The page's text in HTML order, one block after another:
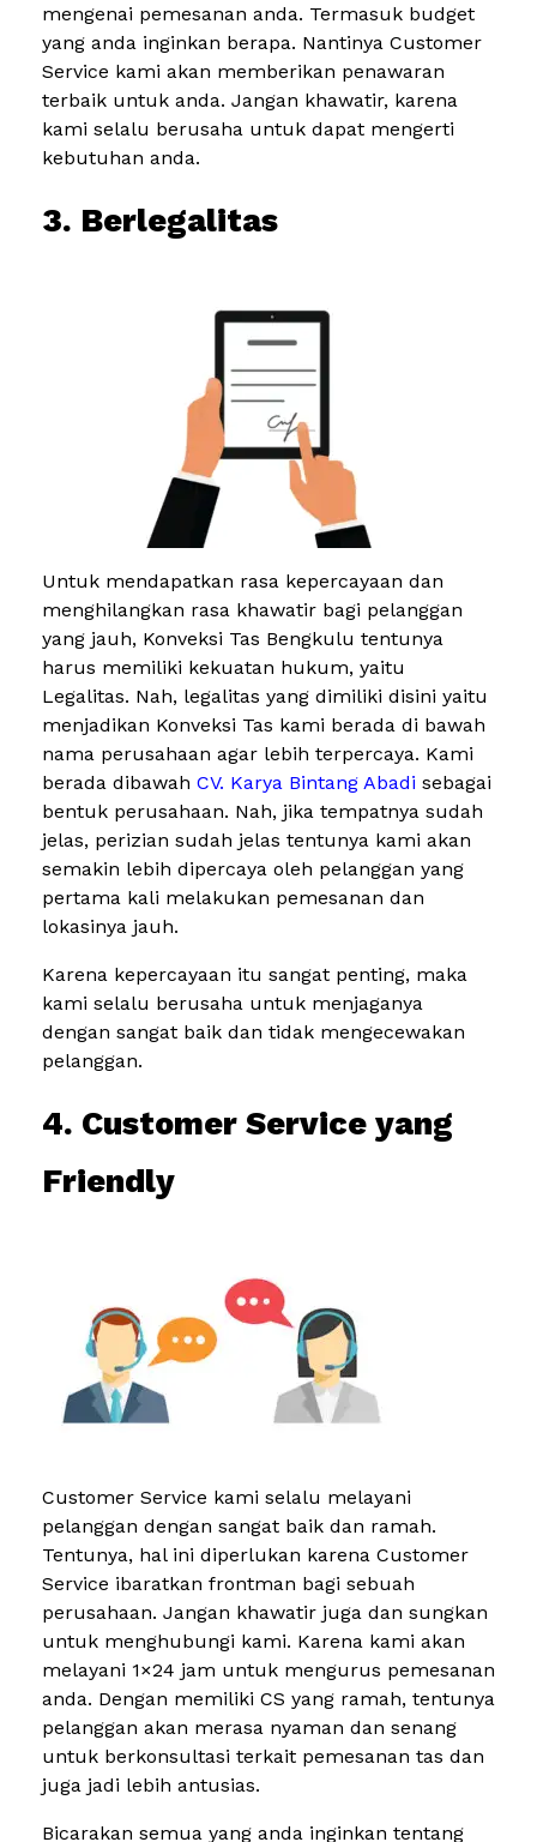
mengenai pemesanan anda. Termasuk budget
yang anda inginkan berapa. Nantinya Customer
Service kami akan memberikan penawaran
terbaik untuk anda. Jangan khawatir, karena
kami selalu berusaha untuk dapat mengerti
kebutuhan anda.
3. Berlegalitas
Untuk mendapatkan rasa kepercayaan dan
menghilangkan rasa khawatir bagi pelanggan
yang jauh, Konveksi Tas Bengkulu tentunya
harus memiliki kekuatan hukum, yaitu
Legalitas. Nah, legalitas yang dimiliki disini yaitu
menjadikan Konveksi Tas kami berada di bawah
nama perusahaan agar lebih terpercaya. Kami
berada dibawah CV. Karya Bintang Abadi sebagai
bentuk perusahaan. Nah, jika tempatnya sudah
jelas, perizian sudah jelas tentunya kami akan
semakin lebih dipercaya oleh pelanggan yang
pertama kali melakukan pemesanan dan
lokasinya jauh.
Karena kepercayaan itu sangat penting, maka
kami selalu berusaha untuk menjaganya
dengan sangat baik dan tidak mengecewakan
pelanggan.
4. Customer Service yang
Friendly
Customer Service kami selalu melayani
pelanggan dengan sangat baik dan ramah.
Tentunya, hal ini diperlukan karena Customer
Service ibaratkan frontman bagi sebuah
perusahaan. Jangan khawatir juga dan sungkan
untuk menghubungi kami. Karena kami akan
melayani 1×24 jam untuk mengurus pemesanan
anda. Dengan memiliki CS yang ramah, tentunya
pelanggan akan merasa nyaman dan senang
untuk berkonsultasi terkait pemesanan tas dan
juga jadi lebih antusias.
Bicarakan semua yang anda inginkan tentang